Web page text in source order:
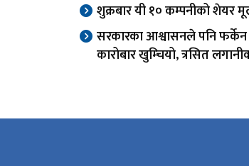
शुक्रबार यी १० कम्पनीको शेयर
सरकारका आश्वासनले पनि फर्केन
कारोबार खुम्चियो, त्रसित